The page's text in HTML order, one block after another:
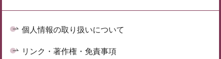
個人情報の取り扱いについて
リンク・著作権・免責事項